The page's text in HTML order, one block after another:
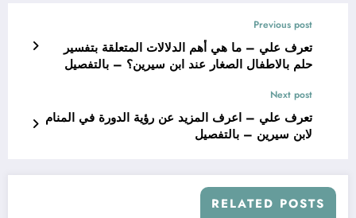
Previous post
تعرف علي – ما هي أهم الدلالات المتعلقة بتفسير
حلم بالاطفال الصغار عند ابن سيرين؟ – بالتفصيل
Next post
تعرف علي – اعرف المزيد عن رؤية الدورة في المنام
لابن سيرين – بالتفصيل
RELATED POSTS